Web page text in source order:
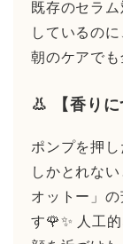
既存のセラ
しているの
朝のケアで
👃 【香りに
ポンプを押
しかとれな
オットー」
す🌹✨ 人工